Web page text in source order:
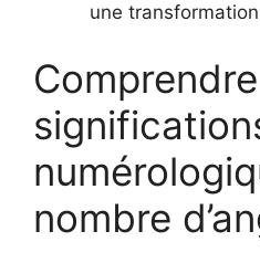
une
nombre